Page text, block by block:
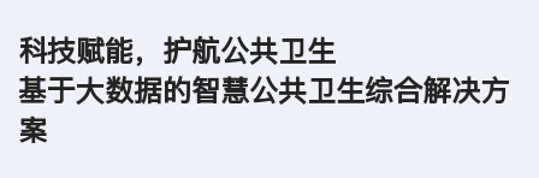
科技赋能，护航公共卫生
基于大数据的智慧公共卫生综合解决方
案